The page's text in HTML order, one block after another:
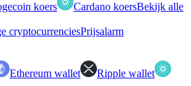
koers Cardano koersBekijk alle
cryptocurrenciesPrijsalarm
Ethereum wallet
Ripple wallet